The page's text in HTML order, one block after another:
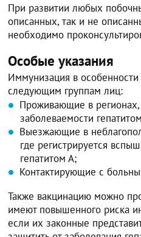
При развитии любых
описанных, так и не
необходимо
Особые указания
Иммунизация в
следующим группам лиц:
Проживающие в
заболеваемости
Выезжающие в
где регистрируется
гепатитом А;
Контактирующие с
Также вакцинацию можно
имеют повышенного риска
если их законные